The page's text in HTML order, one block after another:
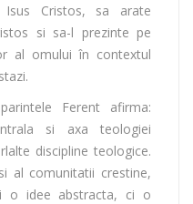
Cristos, sa arate
si sa-l prezinte pe
al omului în contextul
Ferent afirma:
si axa teologiei
discipline teologice.
al comunitatii crestine,
o idee abstracta, ci o